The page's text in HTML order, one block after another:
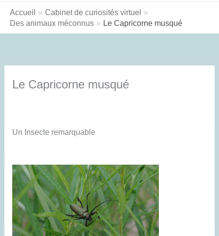
Accueil
Cabinet de curiosités virtuel
Des animaux méconnus
Le Capricorne musqué
Le Capricorne musqué
Un Insecte remarquable